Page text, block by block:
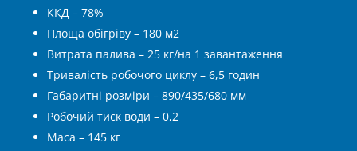
ККД – 78%
Площа обігріву – 180 м2
Витрата палива – 25 кг/на 1 завантаження
Тривалість робочого циклу – 6,5 годин
Габаритні розміри – 890/435/680 мм
Робочий тиск води – 0,2
Маса – 145 кг